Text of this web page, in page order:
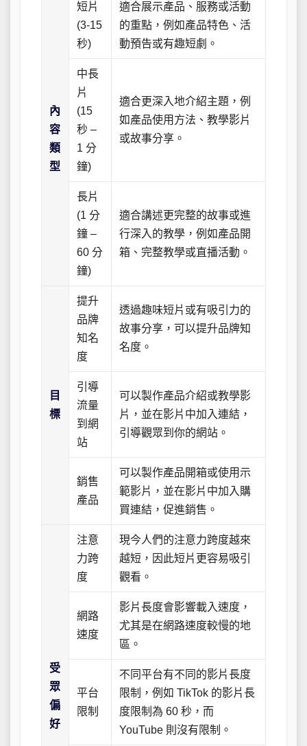
內
容
類
型
短片
(3-15
秒)
適合展示產品、服務或活動
的重點，例如產品特色、活
動預告或有趣短劇。
中長
片
(15
秒 –
1 分
鐘)
適合更深入地介紹主題，例
如產品使用方法、教學影片
或故事分享。
長片
(1 分
鐘 –
60 分
鐘)
適合講述更完整的故事或進
行深入的教學，例如產品開
箱、完整教學或直播活動。
目
標
提升
品牌
知名
度
透過趣味短片或有吸引力的
故事分享，可以提升品牌知
名度。
引導
流量
到網
站
可以製作產品介紹或教學影
片，並在影片中加入連結，
引導觀眾到你的網站。
銷售
產品
可以製作產品開箱或使用示
範影片，並在影片中加入購
買連結，促進銷售。
受
眾
偏
好
注意
力跨
度
現今人們的注意力跨度越來
越短，因此短片更容易吸引
觀看。
網路
速度
影片長度會影響載入速度，
尤其是在網路速度較慢的地
區。
平台
限制
不同平台有不同的影片長度
限制，例如 TikTok 的影片長
度限制為 60 秒，而
YouTube 則沒有限制。